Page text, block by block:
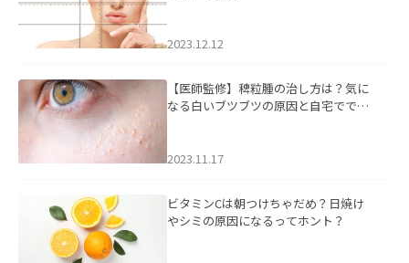
2023.12.12
【医師監修】稗粒腫の治し方は？気に
なる白いブツブツの原因と自宅ででき
2023.11.17
ビタミンCは朝つけちゃだめ？日焼け
やシミの原因になるってホント？